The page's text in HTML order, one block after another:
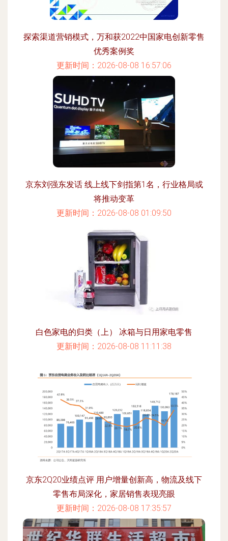
探索渠道营销模式，万和获2022中国家电创新零售
优秀案例奖
更新时间：2026-08-08 16:57:06
京东刘强东发话 线上线下剑指第1名，行业格局或
将推动变革
更新时间：2026-08-08 01:09:50
白色家电的归类（上） 冰箱与日用家电零售
更新时间：2026-08-08 11:11:38
京东2Q20业绩点评 用户增量创新高，物流及线下
零售布局深化，家居销售表现亮眼
更新时间：2026-08-08 17:35:57